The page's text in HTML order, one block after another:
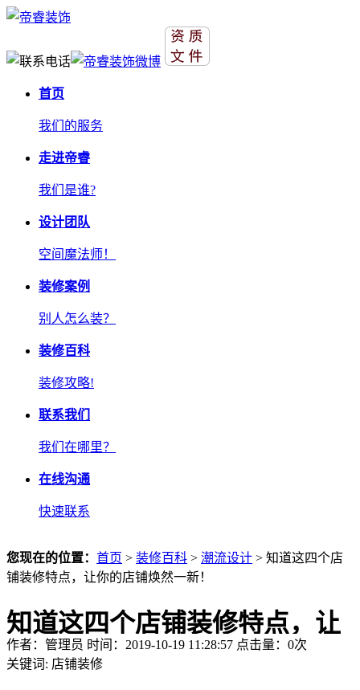
首页
我们的服务
走进帝睿
我们是谁?
设计团队
空间魔法师！
装修案例
别人怎么装？
装修百科
装修攻略!
联系我们
我们在哪里？
在线沟通
快速联系
您现在的位置： 首页 > 装修百科 > 潮流设计 > 知道这四个店
铺装修特点，让你的店铺焕然一新！
知道这四个店铺装修特点，让
你的店铺焕然一新！
作者：管理员 时间：2019-10-19 11:28:57 点击量： 0次
关键词: 店铺装修